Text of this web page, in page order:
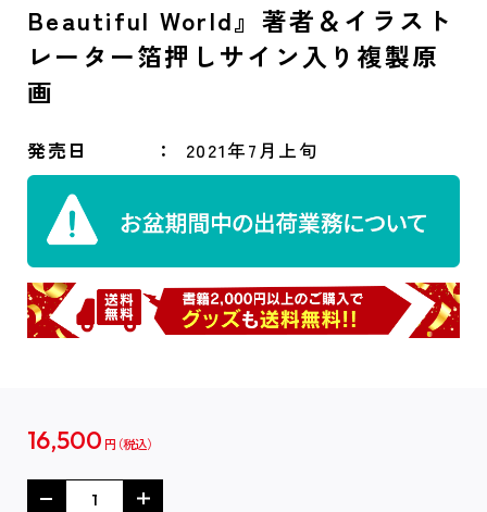
Beautiful World』著者＆イラスト
レーター箔押しサイン入り複製原
画
発売日 2021年7月上旬
16,500 円